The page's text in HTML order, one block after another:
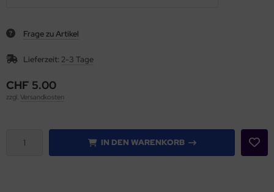
Frage zu Artikel
Lieferzeit: 2-3 Tage
CHF 5.00
zzgl. Versandkosten
IN DEN WARENKORB